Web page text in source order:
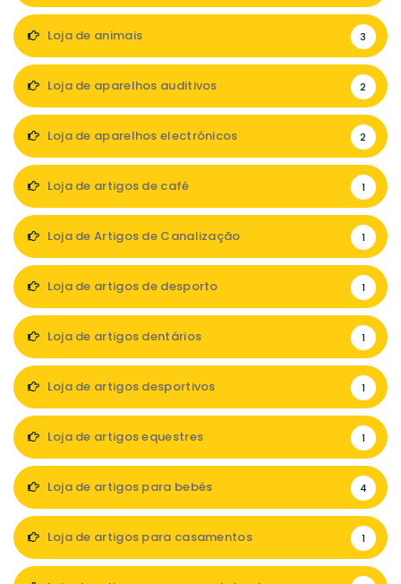
Loja de animais 3
Loja de aparelhos auditivos 2
Loja de aparelhos electrónicos 2
Loja de artigos de café 1
Loja de Artigos de Canalização 1
Loja de artigos de desporto 1
Loja de artigos dentários 1
Loja de artigos desportivos 1
Loja de artigos equestres 1
Loja de artigos para bebés 4
Loja de artigos para casamentos 1